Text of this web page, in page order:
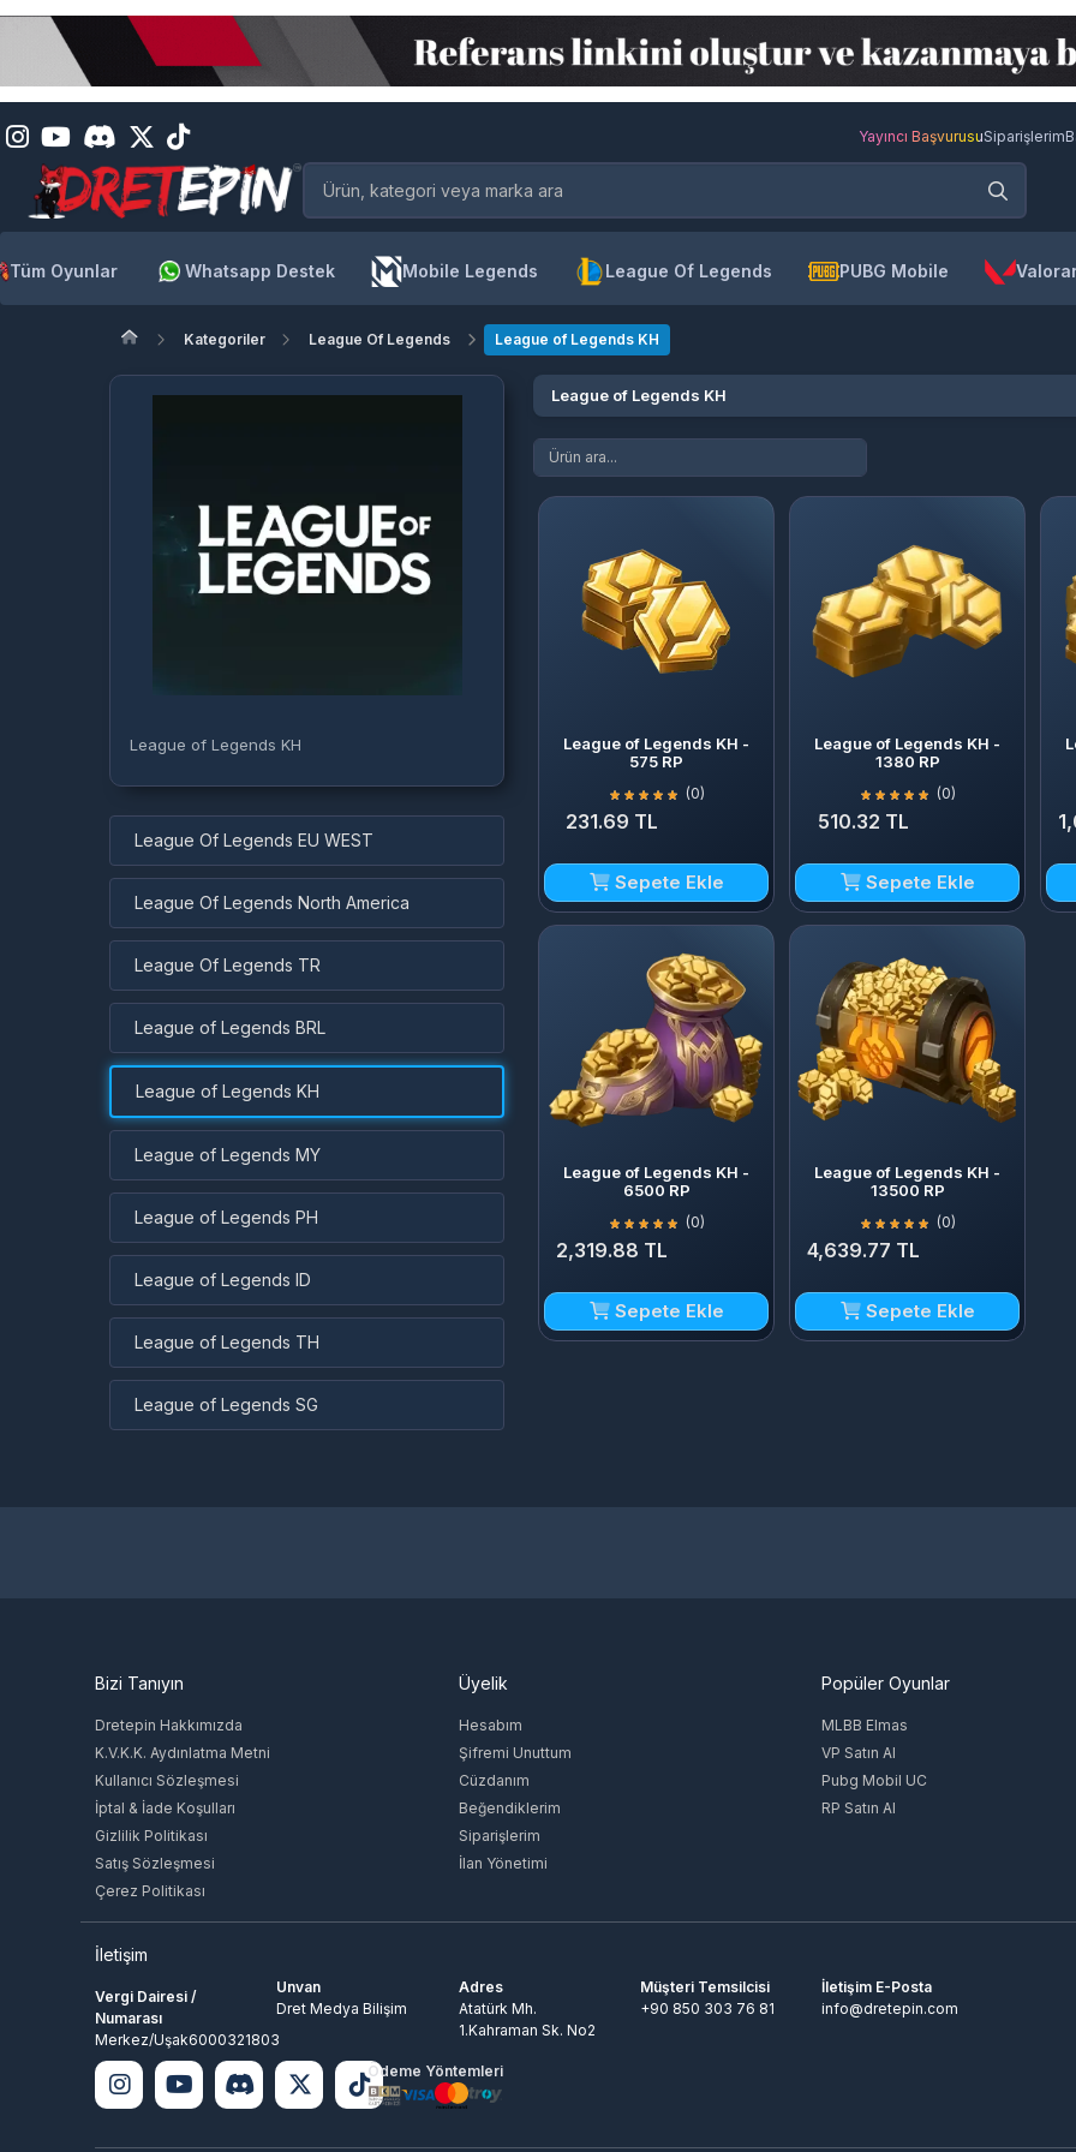
Yayıncı BaşvurusuSiparişlerim
Tüm Oyunlar Whatsapp Destek Mobile Legends League Of Legends PUBG Mobile
Kategoriler League Of Legends League of Legends KH
League of Legends KH
League Of Legends EU WEST
League Of Legends North America
League Of Legends TR
League of Legends BRL
League of Legends KH
League of Legends MY
League of Legends PH
League of Legends ID
League of Legends TH
League of Legends SG
League of Legends KH
League of Legends KH -
575 RP
(0)
231.69 TL
Sepete Ekle
League of Legends KH -
1380 RP
(0)
510.32 TL
Sepete Ekle
League of Legends KH -
6500 RP
(0)
2,319.88 TL
Sepete Ekle
League of Legends KH -
13500 RP
(0)
4,639.77 TL
Sepete Ekle
Bizi Tanıyın
Dretepin Hakkımızda
K.V.K.K. Aydınlatma Metni
Kullanıcı Sözleşmesi
İptal & İade Koşulları
Gizlilik Politikası
Satış Sözleşmesi
Çerez Politikası
Üyelik
Hesabım
Şifremi Unuttum
Cüzdanım
Beğendiklerim
Siparişlerim
İlan Yönetimi
Popüler Oyunlar
MLBB Elmas
VP Satın Al
Pubg Mobil UC
RP Satın Al
İletişim
Vergi Dairesi /
Numarası
Merkez/Uşak6000321803
Unvan
Dret Medya Bilişim
Adres
Atatürk Mh.
1.Kahraman Sk. No2
Müşteri Temsilcisi
+90 850 303 76 81
İletişim E-Posta
info@dretepin.com
Ödeme Yöntemleri